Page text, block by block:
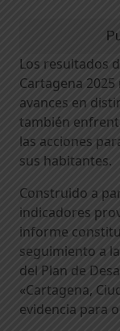
Los resultados
Cartagena
avances en
también
las acciones
sus habitantes.
Construido a
indicadores
informe
seguimiento a
del Plan de
«Cartagena,
evidencia para